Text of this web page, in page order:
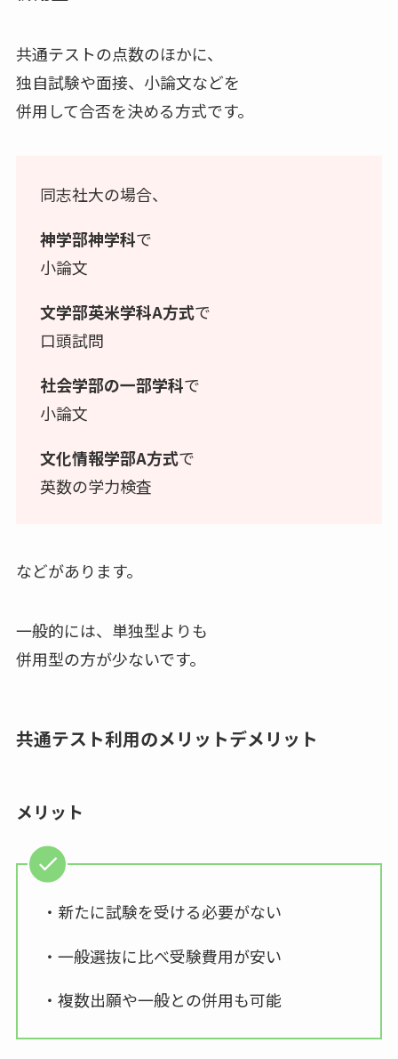
共通テストの点数のほかに、
独自試験や面接、小論文などを
併用して合否を決める方式です。
同志社大の場合、
神学部神学科で
小論文
文学部英米学科A方式で
口頭試問
社会学部の一部学科で
小論文
文化情報学部A方式で
英数の学力検査
などがあります。
一般的には、単独型よりも
併用型の方が少ないです。
共通テスト利用のメリットデメリット
メリット
・新たに試験を受ける必要がない
・一般選抜に比べ受験費用が安い
・複数出願や一般との併用も可能